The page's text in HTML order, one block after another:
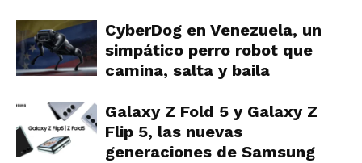
CyberDog en Venezuela, un
simpático perro robot que
camina, salta y baila
Galaxy Z Fold 5 y Galaxy Z
Flip 5, las nuevas
generaciones de Samsung